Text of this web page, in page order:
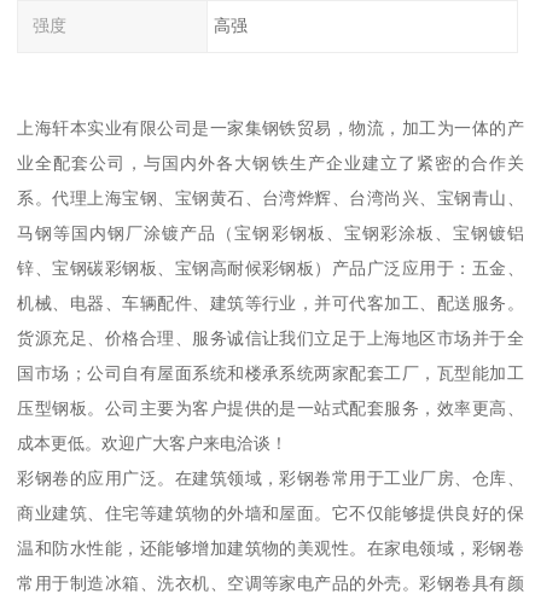
强度 高强
上海轩本实业有限公司是一家集钢铁贸易，物流，加工为一体的产
业全配套公司，与国内外各大钢铁生产企业建立了紧密的合作关
系。代理上海宝钢、宝钢黄石、台湾烨辉、台湾尚兴、宝钢青山、
马钢等国内钢厂涂镀产品（宝钢彩钢板、宝钢彩涂板、宝钢镀铝
锌、宝钢碳彩钢板、宝钢高耐候彩钢板）产品广泛应用于：五金、
机械、电器、车辆配件、建筑等行业，并可代客加工、配送服务。
货源充足、价格合理、服务诚信让我们立足于上海地区市场并于全
国市场；公司自有屋面系统和楼承系统两家配套工厂，瓦型能加工
压型钢板。公司主要为客户提供的是一站式配套服务，效率更高、
成本更低。欢迎广大客户来电洽谈！
彩钢卷的应用广泛。在建筑领域，彩钢卷常用于工业厂房、仓库、
商业建筑、住宅等建筑物的外墙和屋面。它不仅能够提供良好的保
温和防水性能，还能够增加建筑物的美观性。在家电领域，彩钢卷
常用于制造冰箱、洗衣机、空调等家电产品的外壳。彩钢卷具有颜